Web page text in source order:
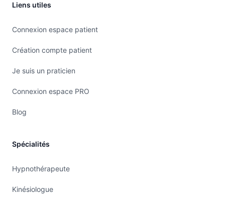
Liens utiles
Connexion espace patient
Création compte patient
Je suis un praticien
Connexion espace PRO
Blog
Spécialités
Hypnothérapeute
Kinésiologue